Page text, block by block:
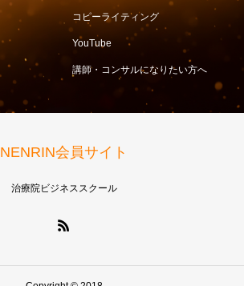
コピーライティング
YouTube
講師・コンサルになりたい方へ
NENRIN会員サイト
治療院ビジネススクール